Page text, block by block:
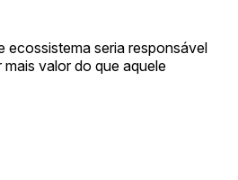
ecossistema seria responsável
valor do que aquele